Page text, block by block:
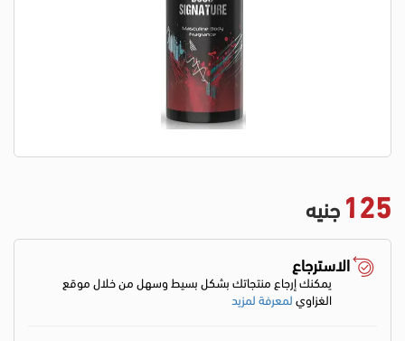
125 جنيه
الاسترجاع
يمكنك إرجاع منتجاتك بشكل بسيط وسهل من خلال موقع
الغزاويلمعرفة لمزيد